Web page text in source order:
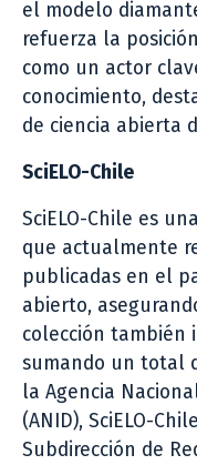
el modelo
refuerza la
como un actor
conocimiento,
de ciencia abierta
SciELO-Chile
SciELO-Chile es
que actualmente
publicadas en el
abierto,
colección también
sumando un total
la Agencia
(ANID), SciELO-
Subdirección de